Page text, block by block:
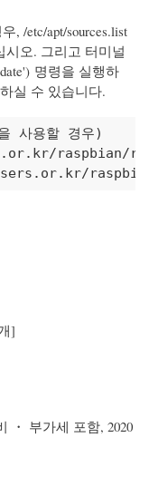
, /etc/apt/sources.list
오. 그리고 터미널
명령을 실행하
실 수 있습니다.
사용할 경우)
raspbian/
]
・ 부가세 포함, 2020